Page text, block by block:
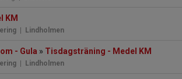
KM
| Lindholmen
- Gula » Tisdagsträning - Medel KM
| Lindholmen